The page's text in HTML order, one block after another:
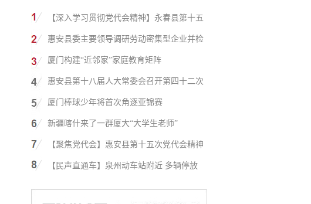
【深入学习贯彻党代会精神】永春县第十五
惠安县委主要领导调研劳动密集型企业并检
厦门构建“近邻家”家庭教育矩阵
惠安县第十八届人大常委会召开第四十二次
厦门棒球少年将首次角逐亚锦赛
新疆喀什来了一群厦大“大学生老师”
【聚焦党代会】惠安县第十五次党代会精神
【民声直通车】泉州动车站附近 多辆停放